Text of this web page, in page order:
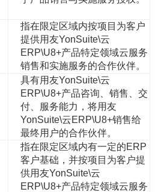
指在限定区域内按项目为客户
提供用友YonSuite\云
ERP\U8+产品特定领域云服务
销售和实施服务的合作伙伴。
具有用友YonSuite\云
ERP\U8+产品咨询、销售、交
付、服务能力，将用友
YonSuite\云ERP\U8+销售给
最终用户的合作伙伴。
指在限定区域内有一定的ERP
客户基础，并按项目为客户提
供用友YonSuite\云
ERP\U8+产品特定领域云服务